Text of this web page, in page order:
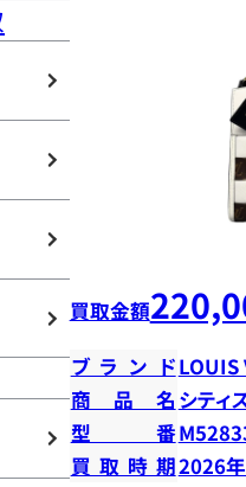
買取金額
ブランドLOUIS
商品名 シティ
型番
買取時期2026